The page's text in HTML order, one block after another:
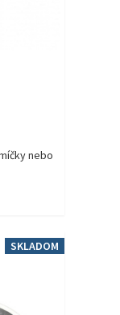
nebo
SKLADOM